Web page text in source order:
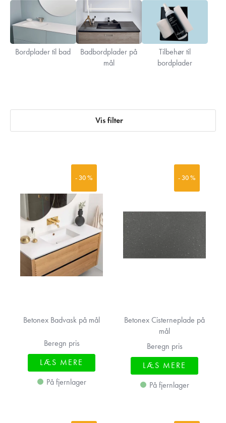
Bordplader til bad
Badbordplader på
mål
Tilbehør til
bordplader
Vis filter
- 30 %
Betonex Badvask på mål
Beregn pris
LÆS MERE
På fjernlager
- 30 %
Betonex Cisterneplade på
mål
Beregn pris
LÆS MERE
På fjernlager